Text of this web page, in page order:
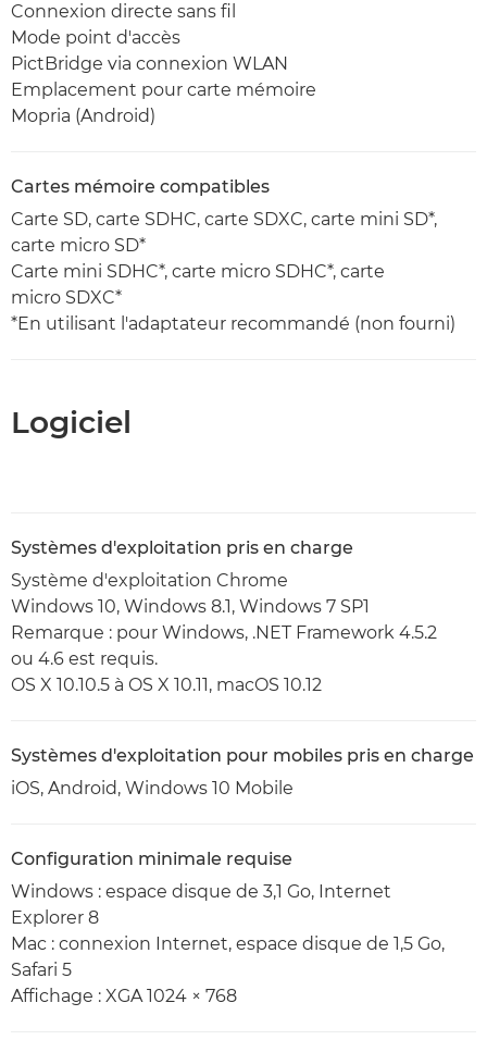
Connexion directe sans fil
Mode point d'accès
PictBridge via connexion WLAN
Emplacement pour carte mémoire
Mopria (Android)
Cartes mémoire compatibles
Carte SD, carte SDHC, carte SDXC, carte mini SD*,
carte micro SD*
Carte mini SDHC*, carte micro SDHC*, carte
micro SDXC*
*En utilisant l'adaptateur recommandé (non fourni)
Logiciel
Systèmes d'exploitation pris en charge
Système d'exploitation Chrome
Windows 10, Windows 8.1, Windows 7 SP1
Remarque : pour Windows, .NET Framework 4.5.2
ou 4.6 est requis.
OS X 10.10.5 à OS X 10.11, macOS 10.12
Systèmes d'exploitation pour mobiles pris en charge
iOS, Android, Windows 10 Mobile
Configuration minimale requise
Windows : espace disque de 3,1 Go, Internet
Explorer 8
Mac : connexion Internet, espace disque de 1,5 Go,
Safari 5
Affichage : XGA 1024 × 768